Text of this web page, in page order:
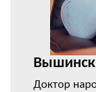
Доктор